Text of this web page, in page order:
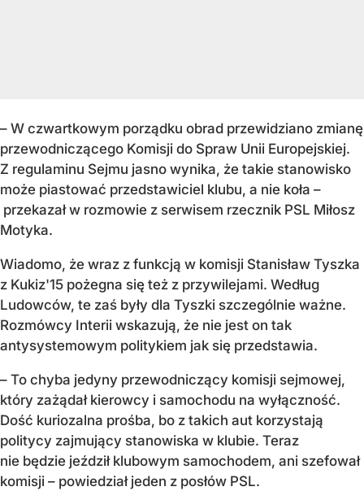
– W czwartkowym porządku obrad przewidziano zmianę
przewodniczącego Komisji do Spraw Unii Europejskiej.
Z regulaminu Sejmu jasno wynika, że takie stanowisko
może piastować przedstawiciel klubu, a nie koła –
przekazał w rozmowie z serwisem rzecznik PSL Miłosz
Motyka.
Wiadomo, że wraz z funkcją w komisji Stanisław Tyszka
z Kukiz'15 pożegna się też z przywilejami. Według
Ludowców, te zaś były dla Tyszki szczególnie ważne.
Rozmówcy Interii wskazują, że nie jest on tak
antysystemowym politykiem jak się przedstawia.
– To chyba jedyny przewodniczący komisji sejmowej,
który zażądał kierowcy i samochodu na wyłączność.
Dość kuriozalna prośba, bo z takich aut korzystają
politycy zajmujący stanowiska w klubie. Teraz
nie będzie jeździł klubowym samochodem, ani szefował
komisji – powiedział jeden z posłów PSL.